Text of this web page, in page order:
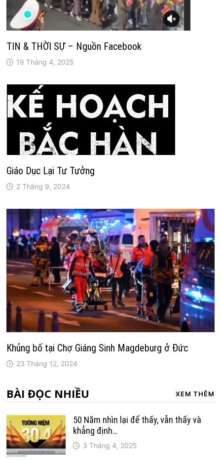
TIN & THỜI SỰ – Nguồn Facebook
19 Tháng 4, 2025
Giáo Dục Lại Tư Tưởng
2 Tháng 9, 2024
Khủng bố tại Chợ Giáng Sinh Magdeburg ở Đức
23 Tháng 12, 2024
BÀI ĐỌC NHIỀU XEM THÊM
50 Năm nhìn lại để thấy, vẫn thấy và
khẳng định…
3 Tháng 4, 2025